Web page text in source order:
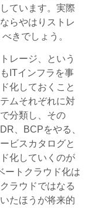
ています。実際
らやはりストレ
きでしょう。
レージ、という
ITインフラを事
化しておくこと
ムそれぞれに対
分類し、その
、BCPをやる、
ビスカタログと
化していくのが
ートクラウド化は
ラウドではなる
たほうが将来的